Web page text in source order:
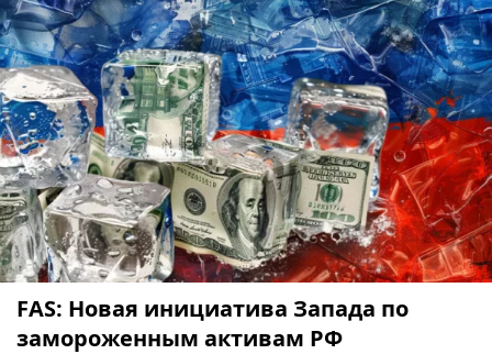
FAS: Новая инициатива Запада по
замороженным активам РФ